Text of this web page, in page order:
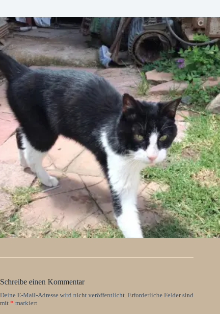
Schreibe einen Kommentar
Deine E-Mail-Adresse wird nicht veröffentlicht. Erforderliche Felder sind
mit * markiert